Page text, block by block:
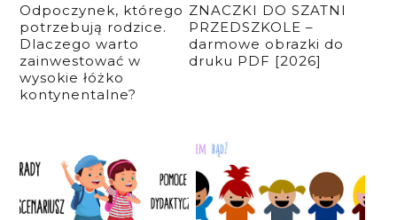
Odpoczynek, którego
potrzebują rodzice.
Dlaczego warto
zainwestować w
wysokie łóżko
kontynentalne?
ZNACZKI DO SZATNI
PRZEDSZKOLE –
darmowe obrazki do
druku PDF [2026]